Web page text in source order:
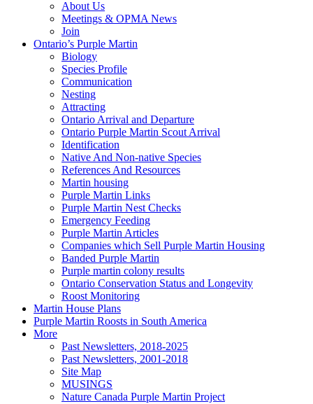
About Us
Meetings & OPMA News
Join
Ontario’s Purple Martin
Biology
Species Profile
Communication
Nesting
Attracting
Ontario Arrival and Departure
Ontario Purple Martin Scout Arrival
Identification
Native And Non-native Species
References And Resources
Martin housing
Purple Martin Links
Purple Martin Nest Checks
Emergency Feeding
Purple Martin Articles
Companies which Sell Purple Martin Housing
Banded Purple Martin
Purple martin colony results
Ontario Conservation Status and Longevity
Roost Monitoring
Martin House Plans
Purple Martin Roosts in South America
More
Past Newsletters, 2018-2025
Past Newsletters, 2001-2018
Site Map
MUSINGS
Nature Canada Purple Martin Project